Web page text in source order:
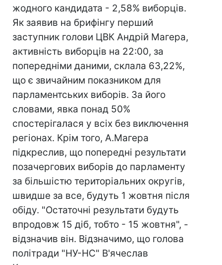
жодного кандидата - 2,58% виборців.
Як заявив на брифінгу перший
заступник голови ЦВК Андрій Магера,
активність виборців на 22:00, за
попередніми даними, склала 63,22%,
що є звичайним показником для
парламентських виборів. За його
словами, явка понад 50%
спостерігалася у всіх без виключення
регіонах. Крім того, А.Магера
підкреслив, що попередні результати
позачергових виборів до парламенту
за більшістю територіальних округів,
швидше за все, будуть 1 жовтня після
обіду. "Остаточні результати будуть
впродовж 15 діб, тобто - 15 жовтня", -
відзначив він. Відзначимо, що голова
політради "НУ-НС" В'ячеслав